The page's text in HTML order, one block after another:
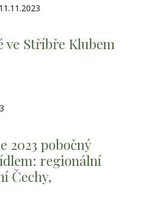
ve Stříbře Klubem
2023 pobočný
regionální
Čechy,